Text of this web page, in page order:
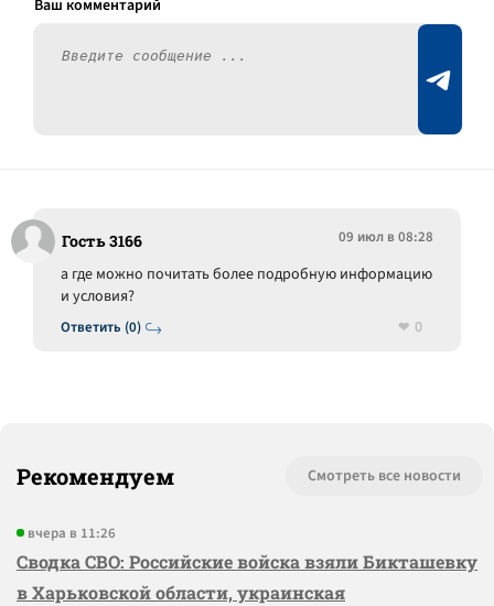
Гость 3166 09 июл в 08:28
Ответить (0)
а где можно почитать более подробную информацию
и условия?
0
Рекомендуем Смотреть все новости
вчера в 11:26
Сводка СВО: Российские войска взяли Бикташевку
в Харьковской области, украинская